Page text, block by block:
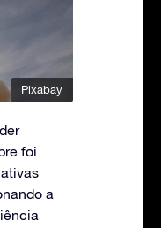
Pixabay
foi
a